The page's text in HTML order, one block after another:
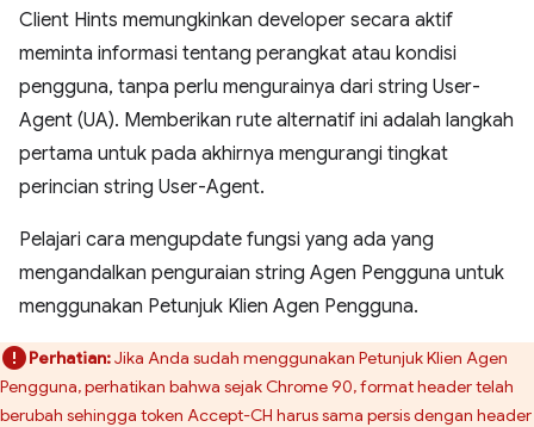
Client Hints memungkinkan developer secara aktif
meminta informasi tentang perangkat atau kondisi
pengguna, tanpa perlu mengurainya dari string User-
Agent (UA). Memberikan rute alternatif ini adalah langkah
pertama untuk pada akhirnya mengurangi tingkat
perincian string User-Agent.
Pelajari cara mengupdate fungsi yang ada yang
mengandalkan penguraian string Agen Pengguna untuk
menggunakan Petunjuk Klien Agen Pengguna.
Perhatian:Jika Anda sudah menggunakan Petunjuk Klien Agen
Pengguna, perhatikan bahwa sejak Chrome 90, format header telah
berubah sehingga token Accept-CH harus sama persis dengan header